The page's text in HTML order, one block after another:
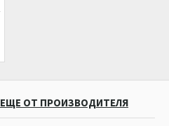
ЕЩЕ ОТ ПРОИЗВОДИТЕЛЯ